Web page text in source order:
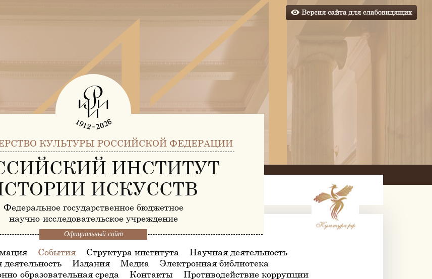
КУЛЬТУРЫ РОССИЙСКОЙ ФЕДЕРАЦИИ
ИНСТИТУТ
ИСКУССТВ
Федеральное государственное бюджетное
научно-исследовательское учреждение
Официальный сайт
События Структура института
Научная деятельность
Издания Медиа
Электронная библиотека
образовательная среда
Контакты
Противодействие коррупции